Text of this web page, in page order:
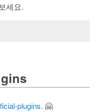
세요.
plugins. 🤗